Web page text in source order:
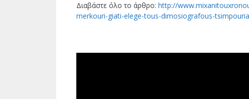
Διαβάστε όλο το άρθρο: http://
merkouri-giati-elege-tous-dimosiografous-